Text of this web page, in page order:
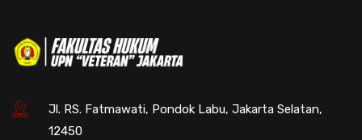
Jl. RS. Fatmawati, Pondok Labu, Jakarta Selatan,
12450